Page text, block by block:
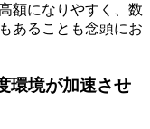
額になりやすく、数
あることも念頭にお
環境が加速させ